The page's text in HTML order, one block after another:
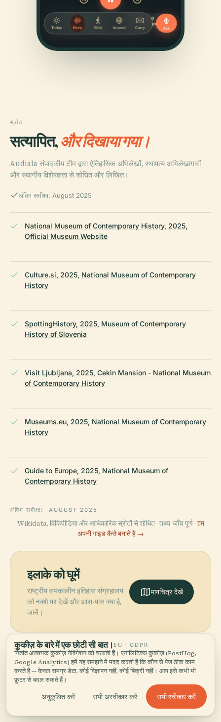
स्रोत
सत्यापित,और दिखाया गया।
Audiala संपादकीय टीम द्वारा ऐतिहासिक अभिलेखों, स्थापत्य अभिलेखागारों
और स्थानीय विशेषज्ञता से शोधित और लिखित।
अंतिम समीक्षा: August 2025
National Museum of Contemporary History, 2025,
Official Museum Website
Culture.si, 2025, National Museum of Contemporary
History
SpottingHistory, 2025, Museum of Contemporary
History of Slovenia
Visit Ljubljana, 2025, Cekin Mansion - National Museum
of Contemporary History
Museums.eu, 2025, National Museum of Contemporary
History
Guide to Europe, 2025, National Museum of
Contemporary History
अंतिम समीक्षा: AUGUST 2025
Wikidata, विकिपीडिया और आधिकारिक स्रोतों से शोधित · तथ्य-जाँच पूर्ण · हम
अपनी गाइड कैसे बनाते हैं →
इलाके को घूमें
राष्ट्रीय समकालीन इतिहास संग्रहालय
को नक्शे पर देखें और आस-पास क्या है,
जानें।
मानचित्र देखें
More inलुब्लियाना.
खोजने योग्य 101 जगहें — कुछ साथ देखने लायक।
लुब्लियाना टिवोली सिटी पार्क
स्लोवेनिया का राष्ट्रीय
PLACE
कुकीज़ के बारे में एक छोटी सी बात। EU · GDPR
नितांत आवश्यक कुकीज़ नेविगेशन को चलाती हैं। एनालिटिक्स कुकीज़ (PostHog,
Google Analytics) हमें यह समझने में मदद करती हैं कि कौन से पेज ठीक काम
करते हैं — केवल समग्र डेटा, कोई विज्ञापन नहीं, कोई बिक्री नहीं। आप इसे कभी भी
फ़ुटर से बदल सकते हैं।
अनुकूलित करें सभी अस्वीकार करें सभी स्वीकार करें